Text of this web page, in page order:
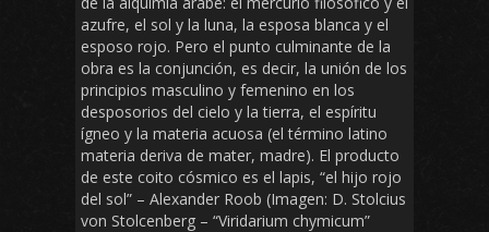
azufre, el sol y la luna, la esposa blanca y el
esposo rojo. Pero el punto culminante de la
obra es la conjunción, es decir, la unión de los
principios masculino y femenino en los
desposorios del cielo y la tierra, el espíritu
ígneo y la materia acuosa (el término latino
materia deriva de mater, madre). El producto
de este coito cósmico es el lapis, “el hijo rojo
del sol” – Alexander Roob (Imagen: D. Stolcius
von Stolcenberg – “Viridarium chymicum”